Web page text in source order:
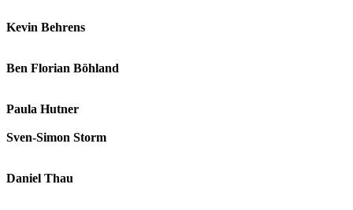
Kevin Behrens
Ben Florian Böhland
Paula Hutner
Sven-Simon Storm
Daniel Thau